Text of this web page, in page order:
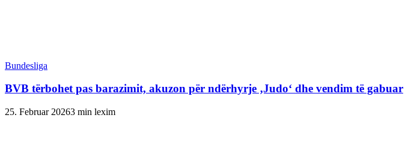
Bundesliga
BVB tërbohet pas barazimit, akuzon për ndërhyrje ‚Judo‘ dhe vendim të gabuar
25. Februar 20263 min lexim